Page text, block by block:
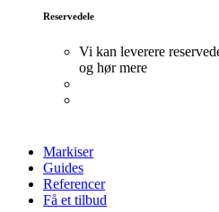
Reservedele
Vi kan leverere
og hør mere
Markiser
Guides
Referencer
Få et tilbud